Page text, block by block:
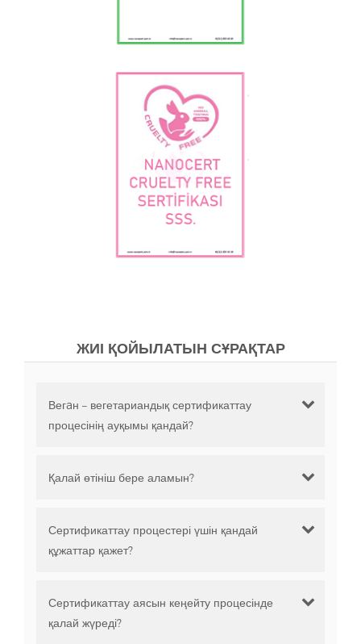
ЖИІ ҚОЙЫЛАТЫН СҰРАҚТАР
Вегaн – вегетариандық сертификаттау
процесінің ауқымы қандай?
Қалай өтініш бере аламын?
Сертификаттау процестері үшін қандай
құжаттар қажет?
Сертификаттау аясын кеңейту процесінде
қалай жүреді?